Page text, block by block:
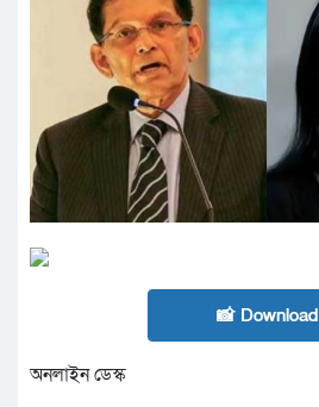
📸 Download
অনলাইন ডেস্ক